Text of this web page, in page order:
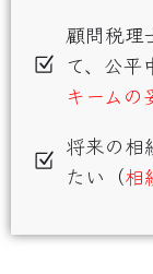
顧問税理
て、公平
キームの
将来の相
たい（相